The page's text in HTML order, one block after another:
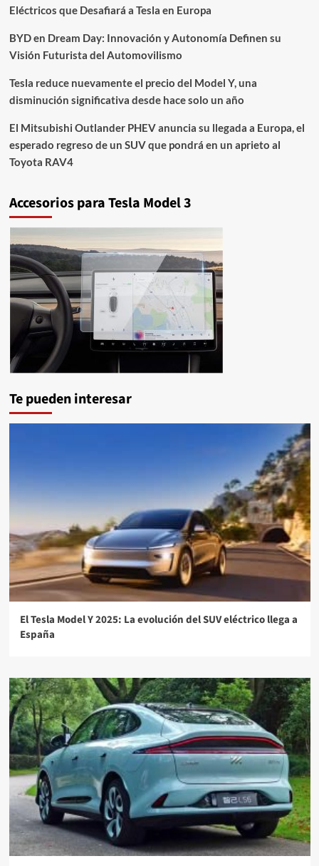
Eléctricos que Desafiará a Tesla en Europa
BYD en Dream Day: Innovación y Autonomía Definen su
Visión Futurista del Automovilismo
Tesla reduce nuevamente el precio del Model Y, una
disminución significativa desde hace solo un año
El Mitsubishi Outlander PHEV anuncia su llegada a Europa, el
esperado regreso de un SUV que pondrá en un aprieto al
Toyota RAV4
Accesorios para Tesla Model 3
Te pueden interesar
El Tesla Model Y 2025: La evolución del SUV eléctrico llega a
España